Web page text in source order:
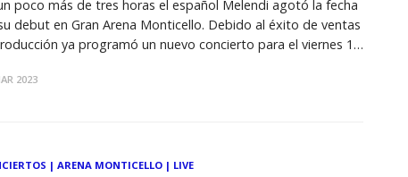
poco más de tres horas el español Melendi agotó la fecha
debut en Gran Arena Monticello. Debido al éxito de ventas
ya programó un nuevo concierto para el viernes 19
2023
| ARENA MONTICELLO| LIVE